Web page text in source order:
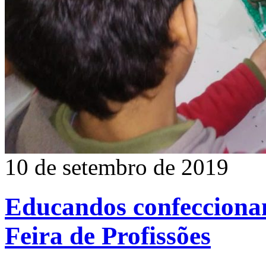
10 de setembro de 2019
Educandos
Feira de Profissões